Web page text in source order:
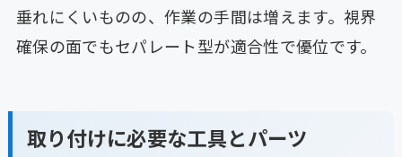
垂れにくいものの、作業の手間は増えます。視界
確保の面でもセパレート型が適合性で優位です。
取り付けに必要な工具とパーツ